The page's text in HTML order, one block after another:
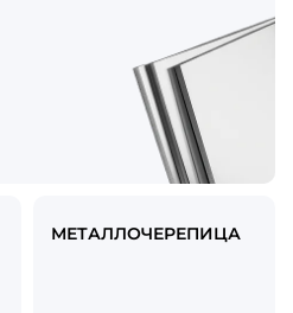
МЕТАЛЛОЧЕРЕПИЦА